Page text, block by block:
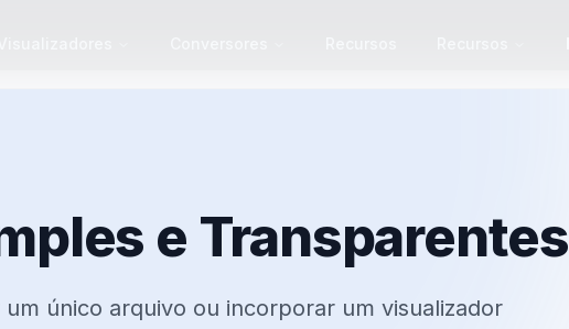
e Transparentes
um único arquivo ou incorporar um visualizador